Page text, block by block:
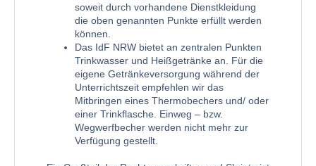
soweit durch vorhandene Dienstkleidung
die oben genannten Punkte erfüllt werden
können.
Das IdF NRW bietet an zentralen Punkten
Trinkwasser und Heißgetränke an. Für die
eigene Getränkeversorgung während der
Unterrichtszeit empfehlen wir das
Mitbringen eines Thermobechers und/ oder
einer Trinkflasche. Einweg – bzw.
Wegwerfbecher werden nicht mehr zur
Verfügung gestellt.